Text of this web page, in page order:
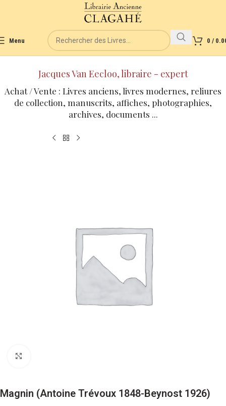
Menu 0 /
Jacques Van Eecloo, libraire - expert
Achat / Vente : Livres anciens, livres modernes, reliures
de collection, manuscrits, affiches, photographies,
archives, documents ...
Magnin (Antoine Trévoux 1848-Beynost 1926)